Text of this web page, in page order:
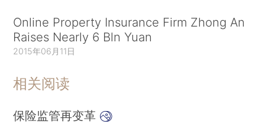
Online Property Insurance Firm Zhong An
Raises Nearly 6 Bln Yuan
2015年06月11日
相关阅读
保险监管再变革